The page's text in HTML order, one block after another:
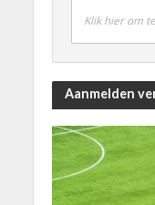
Klik hier om
Aanmelden